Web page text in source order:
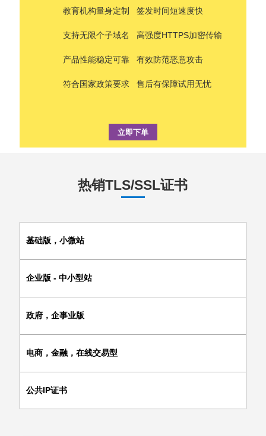
教育机构量身定制 签发时间短速度快
支持无限个子域名 高强度HTTPS加密传输
产品性能稳定可靠 有效防范恶意攻击
符合国家政策要求 售后有保障试用无忧
立即下单
热销TLS/SSL证书
基础版，小微站
企业版 - 中小型站
政府，企事业版
电商，金融，在线交易型
公共IP证书